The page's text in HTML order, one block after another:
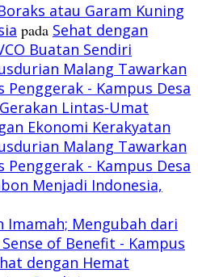
atau Garam Kuning
pada Sehat dengan
Buatan Sendiri
Malang Tawarkan
- Kampus Desa
Gerakan Lintas-Umat
Ekonomi Kerakyatan
Malang Tawarkan
- Kampus Desa
Menjadi Indonesia,
Imamah; Mengubah dari
of Benefit - Kampus
dengan Hemat